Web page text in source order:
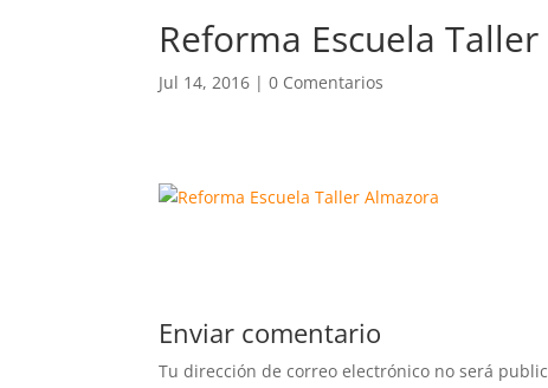
Reforma Escuela
Jul 14, 2016 |0 Comentarios
Enviar comentario
Tu dirección de correo electrónico no será